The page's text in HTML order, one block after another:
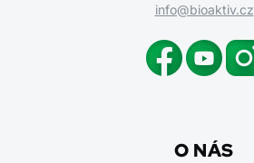
info@bioaktiv.cz
O NÁS